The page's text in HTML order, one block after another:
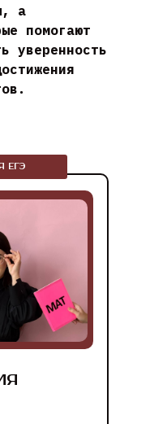
а
помогают
уверенность
ЕГЭ